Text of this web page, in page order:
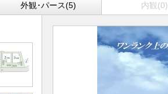
外観･パース(5) 内観(0)